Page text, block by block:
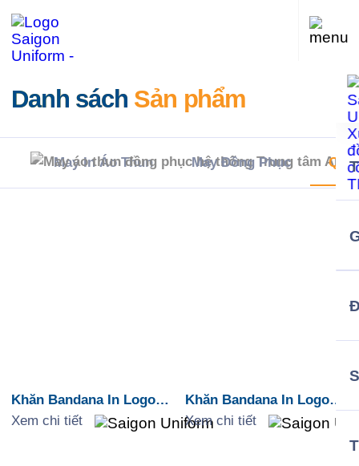
Danh sách Sản phẩm
May In Áo Thun May Đồng Phục Quà
Khăn Bandana In Logo
Du Lịch Đà Nẵng
Xem chi tiết
Khăn Bandana In Logo
Du Lịch Huế
Xem chi tiết